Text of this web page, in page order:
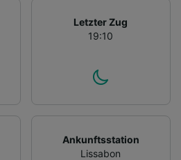
Letzter Zug
19:10
Ankunftsstation
Lissabon